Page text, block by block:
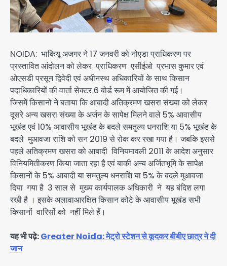
NOIDA: भाकियू अजगर ने 17 जनवरी को नोएडा प्राधिकरण पर
प्रस्तावित आंदोलन को लेकर प्राधिकरण एसीईओ प्रभास कुमार एवं
ओएसडी प्रसून द्विवेदी एवं अधीनस्थ अधिकारियों के साथ किसान
पदाधिकारियों की वार्ता सेक्टर 6 बोर्ड रूम में आयोजित की गई।
जिसमें किसानों ने बताया कि आबादी अतिक्रमण खसरा संख्या को लेकर
दूसरे अन्य खसरा संख्या के अर्जन के सापेक्ष मिलने वाले 5% आवासीय
भूखंड एवं 10% आवासीय भूखंड के बदले समतुल्य धनराशि या 5% भूखंड के
बदले मुआवजा राशि को सन 2019 से रोक कर रखा गया है। जबकि इससे
पहले अतिक्रमण खसरा को आबादी विनियमावली 2011 के आदेश अनुसार
विनियमितीकरण किया जाता रहा है एवं बाकी अन्य अर्जितभूमि के सापेक्ष
किसानों के 5% आबादी या समतुल्य धनराशि या 5% के बदले मुआवजा
दिया गया है 3 साल से मुख्य कार्यपालक अधिकारी ने यह बंदिश लगा
रखी है । इसके अलावाआरक्षित किसान कोटे के आवासीय भूखंड सभी
किसानों वारिसों को नहीं मिले हैं।
यह भी पढ़े:Greater Noida: मेट्रो स्टेशन से कूदकर बीबीए छात्र ने दी
जान